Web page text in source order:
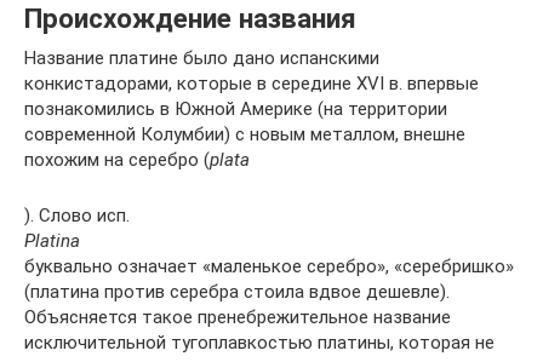
Происхождение названия
Название платине было дано испанскими
конкистадорами, которые в середине XVI в. впервые
познакомились в Южной Америке (на территории
современной Колумбии) с новым металлом, внешне
похожим на серебро (plata
). Слово исп.
Platina
буквально означает «маленькое серебро», «серебришко»
(платина против серебра стоила вдвое дешевле).
Объясняется такое пренебрежительное название
исключительной тугоплавкостью платины, которая не